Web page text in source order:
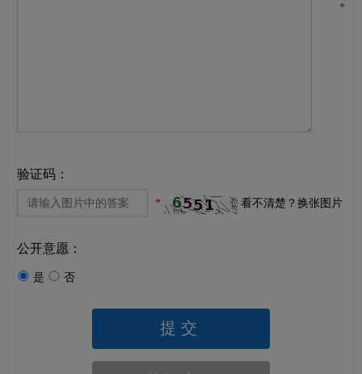
*
验证码：
* 看不清楚？换张图片
公开意愿：
是 否
提交